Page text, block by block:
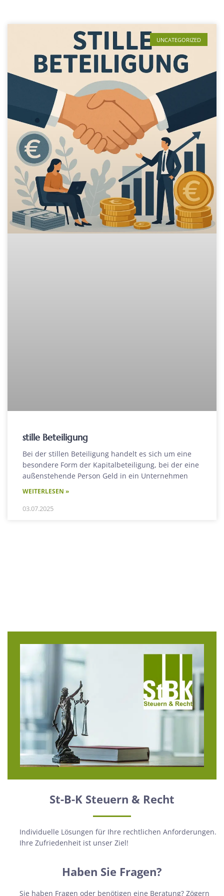
UNCATEGORIZED
stille Beteiligung
Bei der stillen Beteiligung handelt es sich um eine
besondere Form der Kapitalbeteiligung, bei der eine
außenstehende Person Geld in ein Unternehmen
WEITERLESEN »
03.07.2025
St-B-K Steuern & Recht
Individuelle Lösungen für Ihre rechtlichen Anforderungen.
Ihre Zufriedenheit ist unser Ziel!
Haben Sie Fragen?
Sie haben Fragen oder benötigen eine Beratung? Zögern